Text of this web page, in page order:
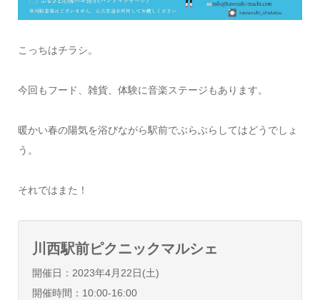
こっちはチラシ。
今回もフード、雑貨、体験に音楽ステージもあります。
暖かい春の陽気を浴びながら駅前でぶらぶらしてはどうでしょ
う。
それではまた！
川西駅前ピクニックマルシェ
開催日：2023年4月22日(土)
開催時間：10:00-16:00